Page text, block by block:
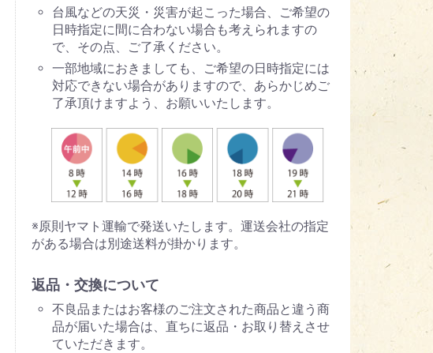
台風などの天災・災害が起こった場合、ご希望の
日時指定に間に合わない場合も考えられますの
で、その点、ご了承ください。
一部地域におきましても、ご希望の日時指定には
対応できない場合がありますので、あらかじめご
了承頂けますよう、お願いいたします。
※原則ヤマト運輸で発送いたします。運送会社の指定
がある場合は別途送料が掛かります。
返品・交換について
不良品またはお客様のご注文された商品と違う商
品が届いた場合は、直ちに返品・お取り替えさせ
ていただきます。